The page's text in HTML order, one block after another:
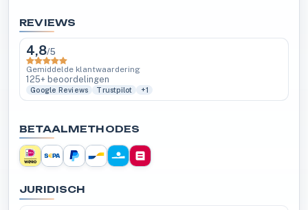
REVIEWS
4,8/5
Gemiddelde klantwaardering
125+ beoordelingen
Google Reviews Trustpilot +1
BETAALMETHODES
JURIDISCH